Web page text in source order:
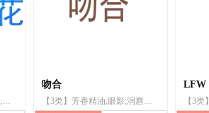
【3类】染唇露;化妆用唇彩;膏状口红;口红;润唇膏;唇色调和剂;非药用唇膏;唇膏;唇彩;唇膏盒
吻合
【3类】芳香精油;眼影;润唇膏;膏状口红;口红;眉笔;睫毛膏;眼线液笔;唇彩;眼影盘
LFW